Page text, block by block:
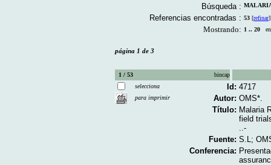
Búsqueda :
Referencias encontradas : 53 [refinar]
Mostrando: 1 .. 20 en
página 1 de 3
1 / 53
bincap
selecciona
para imprimir
Id: 4717
Autor: OMS*.
Título: Malaria
field
..-
Fuente: S.L;
Conferencia: